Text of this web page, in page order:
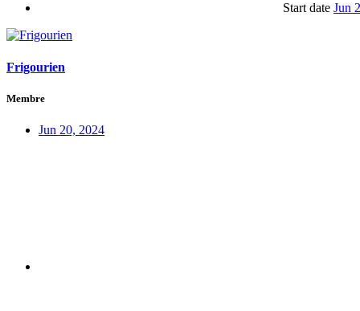
Start date Jun
Frigourien
Membre
Jun 20, 2024